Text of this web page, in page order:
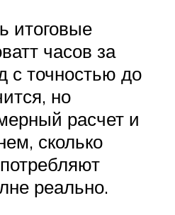
итоговые
часов за
с точностью до
но
расчет и
сколько
реально.